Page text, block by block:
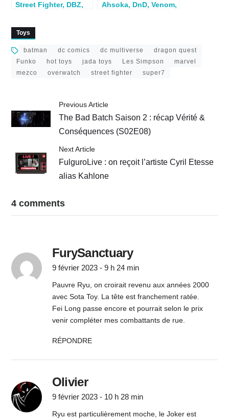
Street Fighter, DBZ,
One…
Ahsoka, DnD, Venom,
Toys
batman dc comics dc multiverse
dragon quest
Funko
hot toys jada toys Les Simpson
marvel
mezco
overwatch street fighter super7
Previous Article
The Bad Batch Saison 2 : récap Vérité &
Conséquences (S02E08)
Next Article
FulguroLive : on reçoit l’artiste Cyril Etesse
alias Kahlone
4 comments
FurySanctuary
9 février 2023 - 9 h 24 min
Pauvre Ryu, on croirait revenu aux années 2000
avec Sota Toy. La tête est franchement ratée.
Fei Long passe encore et pourrait selon le prix
venir compléter mes combattants de rue.
RÉPONDRE
Olivier
9 février 2023 - 10 h 28 min
Ryu est particulièrement moche, le Joker est